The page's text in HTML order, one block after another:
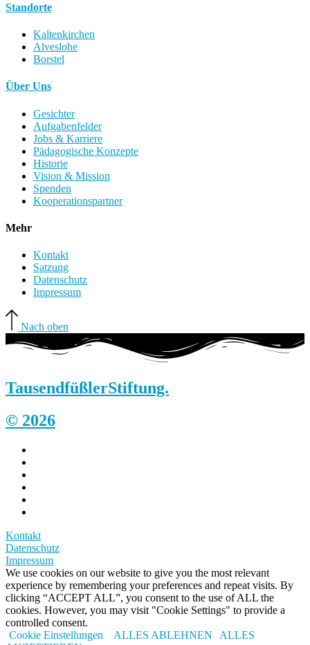
Standorte
Kaltenkirchen
Alveslohe
Borstel
Über Uns
Gesichter
Aufgabenfelder
Jobs & Karriere
Pädagogische Konzepte
Historie
Vision & Mission
Spenden
Kooperationspartner
Mehr
Kontakt
Satzung
Datenschutz
Impressum
Nach oben
TausendfüßlerStiftung.
© 2026
Kontakt
Datenschutz
Impressum
We use cookies on our website to give you the most relevant
experience by remembering your preferences and repeat visits. By
clicking “ACCEPT ALL”, you consent to the use of ALL the
cookies. However, you may visit "Cookie Settings" to provide a
controlled consent.
Cookie Einstellungen
ALLES ABLEHNEN
ALLES